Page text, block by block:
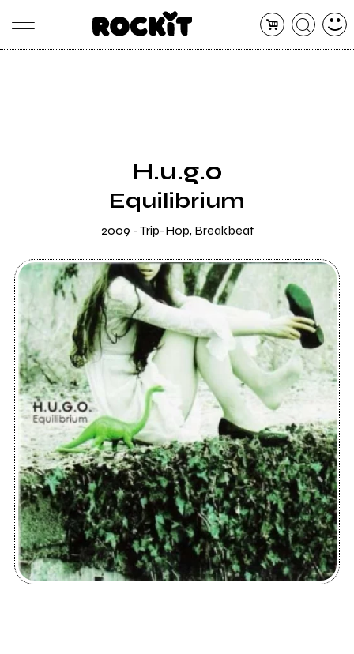
H.u.g.o
Equilibrium
2009 - Trip-Hop, Breakbeat